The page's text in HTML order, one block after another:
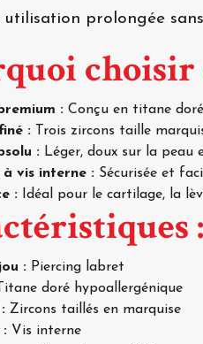
utilisation prolongée
choisir
: Conçu en titane
: Trois zircons taille
: Léger, doux sur la
à vis interne : Sécurisée et
: Idéal pour le cartilage, la
:
: Piercing labret
doré hypoallergénique
Zircons taillés en marquise
: Vis interne